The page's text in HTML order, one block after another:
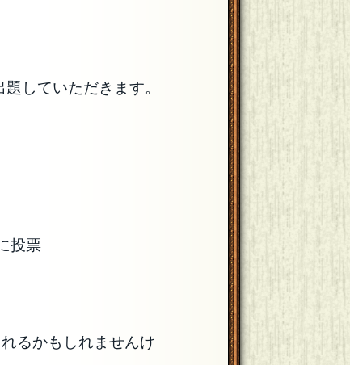
題していただきます。
投票
るかもしれませんけ